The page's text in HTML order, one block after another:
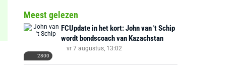
Meest gelezen
2800
FCUpdate in het kort: John van 't Schip
wordt bondscoach van Kazachstan
vr 7 augustus, 13:02